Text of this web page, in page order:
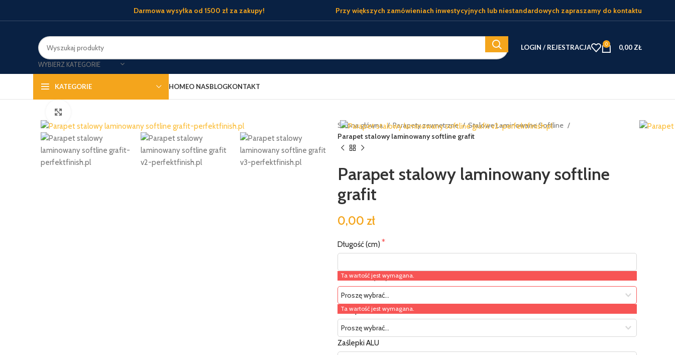
Darmowa wysyłka od 1500 zł za zakupy! Przy większych zamówieniach inwestycyjnych lub niestandardowych zapraszamy do kontaktu
WYBIERZ KATEGORIE
LOGIN / REJESTRACJA 0 0,00 ZŁ
KATEGORIE HOMEO NASBLOGKONTAKT
Strona główna Parapety zewnętrzne
Stalowe Laminowane Softline
Parapet stalowy laminowany softline grafit
Parapet stalowy laminowany softline
grafit
0,00 zł
Długość (cm)
Ta wartość jest wymagana.
Szerokość (cm)
Ta wartość jest wymagana.
Zaślepki PCV
Zaślepki ALU